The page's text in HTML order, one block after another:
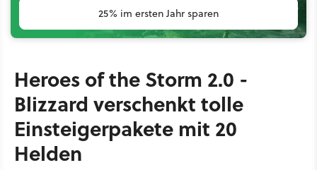
25% im ersten Jahr sparen
Heroes of the Storm 2.0 -
Blizzard verschenkt tolle
Einsteigerpakete mit 20
Helden